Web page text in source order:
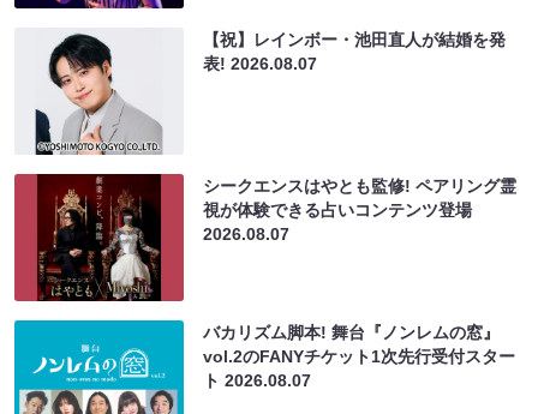
【祝】レインボー・池田直人が結婚を発
表!2026.08.07
シークエンスはやとも監修! ペアリング霊
視が体験できる占いコンテンツ登場
2026.08.07
バカリズム脚本! 舞台『ノンレムの窓』
vol.2のFANYチケット1次先行受付スター
ト2026.08.07